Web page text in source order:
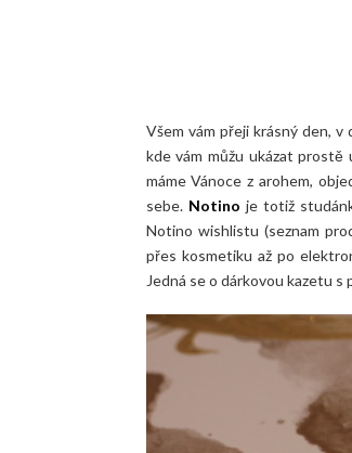
Všem vám přeji krásný den,
kde vám můžu ukázat prostě
máme Vánoce z arohem,
sebe. Notino je totiž
Notino wishlistu (seznam
přes kosmetiku až po
Jedná se o dárkovou kazetu